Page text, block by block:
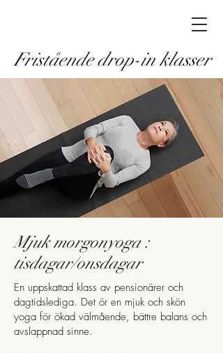
Fristående drop-in klasser
Mjuk morgonyoga :
tisdagar/onsdagar ​
En uppskattad klass av pensionärer och
dagtidslediga. Det ör en mjuk och skön
yoga för ökad välmående, bättre balans och
avslappnad sinne.